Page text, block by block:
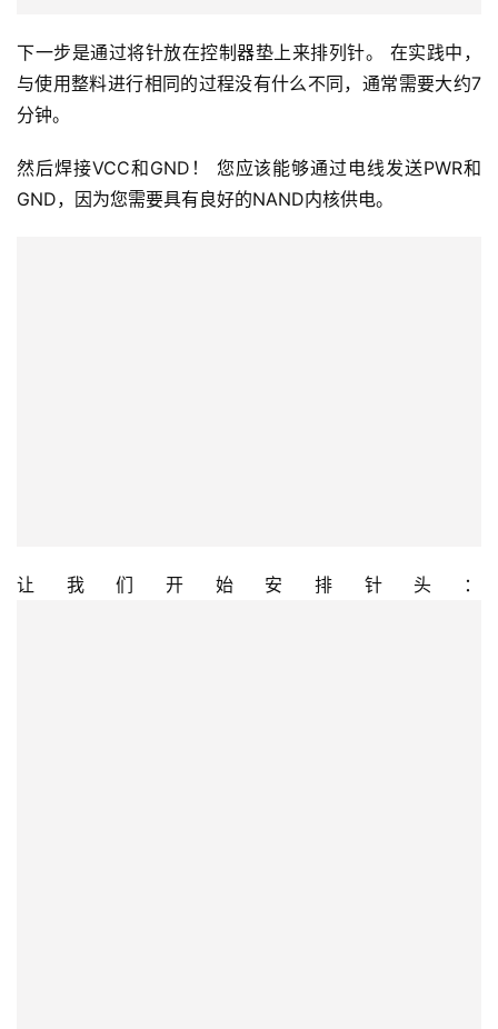
下一步是通过将针放在控制器垫上来排列针。 在实践中，
与使用整料进行相同的过程没有什么不同，通常需要大约7
分钟。
然后焊接VCC和GND！ 您应该能够通过电线发送PWR和
GND，因为您需要具有良好的NAND内核供电。
让我们开始安排针头：